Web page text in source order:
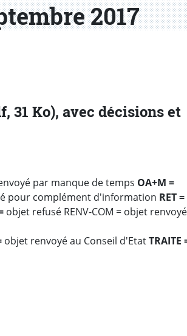
2017
31 Ko), avec décisions et
par manque de temps OA+M =
pour complément d'information RET =
objet refusé RENV-COM = objet renvoyé
objet renvoyé au Conseil d'EtatTRAITE